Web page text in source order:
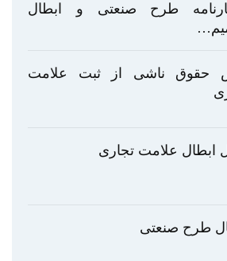
طرح صنعتی و ابطال
حقوق ناشی از ثبت علامت
ابطال علامت تجاری
طرح صنعتی